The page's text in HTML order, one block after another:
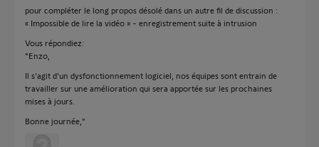
pour compléter le long propos désolé dans un autre fil de discussion :
« Impossible de lire la vidéo » - enregistrement suite à intrusion
Vous répondiez:
"Enzo,
Il s'agit d'un dysfonctionnement logiciel, nos équipes sont entrain de
travailler sur une amélioration qui sera apportée sur les prochaines
mises à jours.
Bonne journée,"